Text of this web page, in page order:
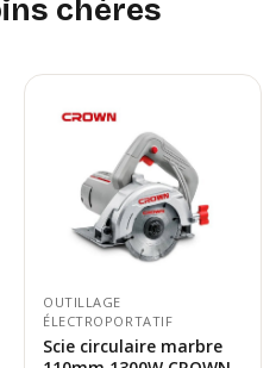
chères
OUTILLAGE
ÉLECTROPORTATIF
Scie circulaire marbre